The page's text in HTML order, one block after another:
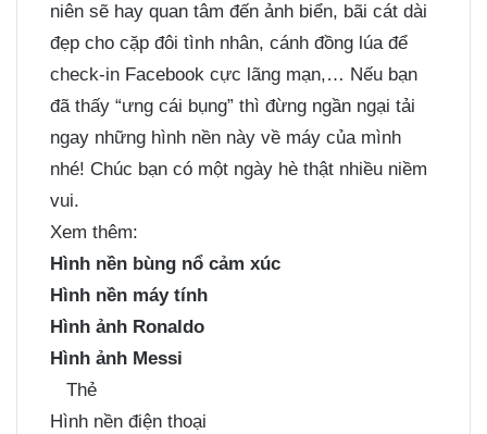
niên sẽ hay quan tâm đến ảnh biển, bãi cát dài
đẹp cho cặp đôi tình nhân, cánh đồng lúa để
check-in Facebook cực lãng mạn,… Nếu bạn
đã thấy “ưng cái bụng” thì đừng ngần ngại tải
ngay những hình nền này về máy của mình
nhé! Chúc bạn có một ngày hè thật nhiều niềm
vui.
Xem thêm:
Hình nền bùng nổ cảm xúc
Hình nền máy tính
Hình ảnh Ronaldo
Hình ảnh Messi
Thẻ
Hình nền điện thoại